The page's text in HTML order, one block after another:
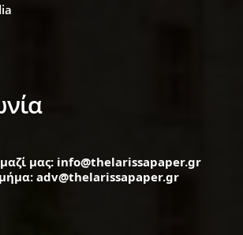
μας: info@thelarissapaper.gr
adv@thelarissapaper.gr